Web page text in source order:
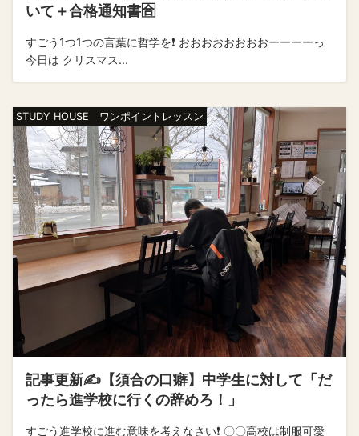
いて＋合格通知書🈴
すごう1つ1つの言葉に哲学を❗️ おおおおおおおおーーーーっ
今日は クリスマス...
STUDY HOUSE ワンポイントレッスン
記事更新✍️【須合の口癖】中学生に対して「だ
ったら進学校に行くの辞めろ！」
すごう進学校に進む意味を考えなさい❗️ 〇〇高校は制服可愛